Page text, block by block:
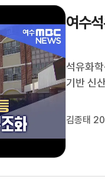
여수
석유화
기반 신
도약 지
김종태